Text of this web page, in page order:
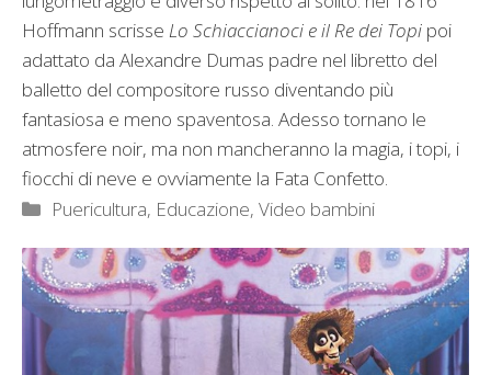
Hoffmann scrisse Lo Schiaccianoci e il Re dei Topi poi
adattato da Alexandre Dumas padre nel libretto del
balletto del compositore russo diventando più
fantasiosa e meno spaventosa. Adesso tornano le
atmosfere noir, ma non mancheranno la magia, i topi, i
fiocchi di neve e ovviamente la Fata Confetto.
Categorie
Puericultura, Educazione,Video bambini